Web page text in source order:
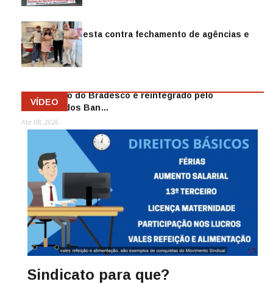
Sindicato protesta contra fechamento de agências e
as demiss…
Mai 13, 2026
Funcionário do Bradesco é reintegrado pelo
Sindicato dos Ban…
Abr 08, 2026
VÍDEO
Sindicato para que?